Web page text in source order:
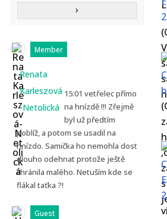
Member
Renata
Karleszová
-Netolická
15:01 vetřelec přímo
na hnízdě !!! Zřejmě
byl už předtím
poblíž, a potom se usadil na
hnízdo. Samička ho nemohla dost
dlouho odehnat protože ještě
chránila malého. Netuším kde se
flákal taťka ?!
Guest